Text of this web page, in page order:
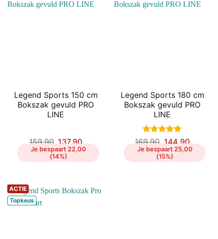
Legend Sports 150 cm
Bokszak gevuld PRO
LINE
159,90 Oorspronkelijke
prijs
was:
€159,90.
137,90Huidige
prijs
€137,90.
Je bespaart 22,00
(14%)
Legend Sports 180 cm
Bokszak gevuld PRO
LINE
Gewaardeerd
5uit 5
169,90
prijs
was:
€169,90.
144,90Huidige
prijs
Je bespaart 25,00
(15%)
ACTIE
Topkeus